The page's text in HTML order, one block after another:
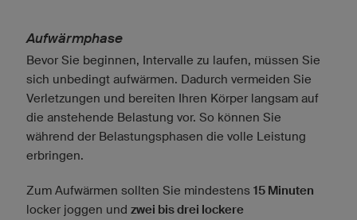
Aufwärmphase
Bevor Sie beginnen, Intervalle zu laufen, müssen Sie
sich unbedingt aufwärmen. Dadurch vermeiden Sie
Verletzungen und bereiten Ihren Körper langsam auf
die anstehende Belastung vor. So können Sie
während der Belastungsphasen die volle Leistung
erbringen.
Zum Aufwärmen sollten Sie mindestens 15 Minuten
locker joggen und zwei bis drei lockere